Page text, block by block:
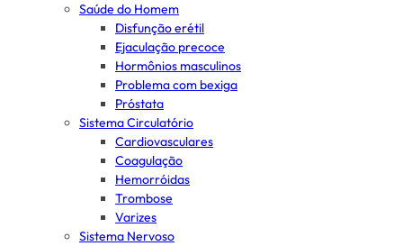
Saúde do Homem
Disfunção erétil
Ejaculação precoce
Hormônios masculinos
Problema com bexiga
Próstata
Sistema Circulatório
Cardiovasculares
Coagulação
Hemorróidas
Trombose
Varizes
Sistema Nervoso